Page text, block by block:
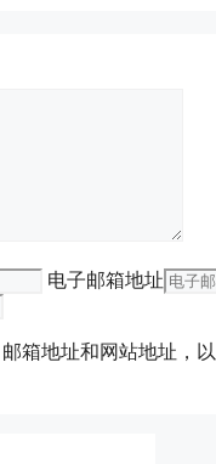
电子邮箱地址
箱地址和网站地址，